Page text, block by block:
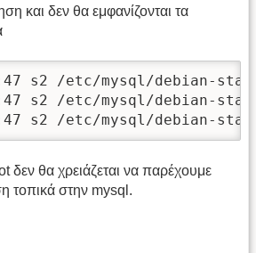
και δεν θα εμφανίζονται τα
s2 /etc/mysql/debian-
s2 /etc/mysql/debian-
s2 /etc/mysql/debian-
δεν θα χρειάζεται να παρέχουμε
τοπικά στην mysql.